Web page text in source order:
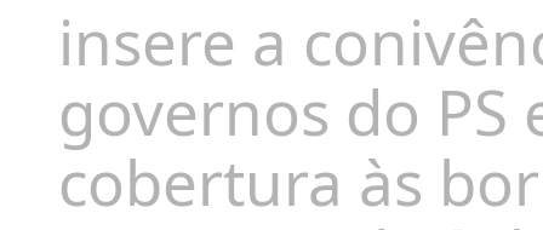
insere a
governos do PS
cobertura às